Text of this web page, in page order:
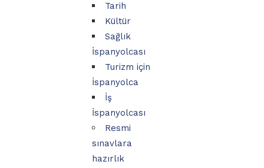
Tarih
Kültür
Sağlık
İspanyolcası
Turizm için
İspanyolca
İş
İspanyolcası
Resmi
sınavlara
hazırlık